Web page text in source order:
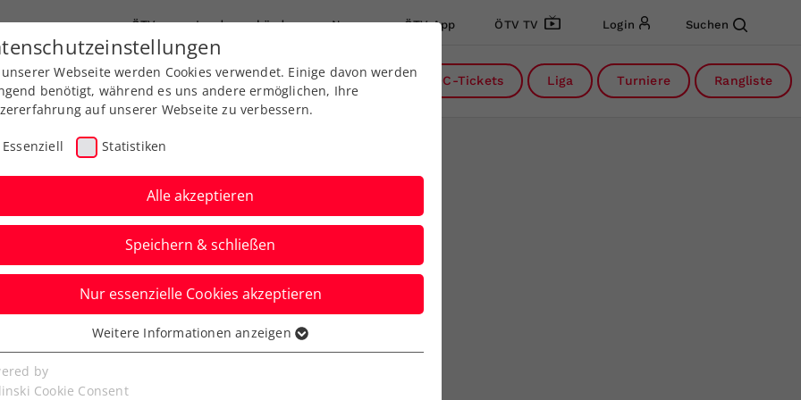
ÖTV Landesverbände News ÖTV App ÖTV TV Login Suchen
Ausbildung Services Über uns FAQ DC-Tickets Liga Turniere Rangliste
der Herren 55+ IEV in
Webseite werden Cookies verwendet. Einige davon werden
benötigt, während es uns andere ermöglichen, Ihre
auf unserer Webseite zu verbessern.
Essenziell Statistiken
Alle akzeptieren
Speichern & schließen
Nur essenzielle Cookies akzeptieren
Cookies werden für grundlegende Funktionen der
benötigt. Dadurch ist gewährleistet, dass die Webseite
Weitere Informationen anzeigen
by
Cookie Consent